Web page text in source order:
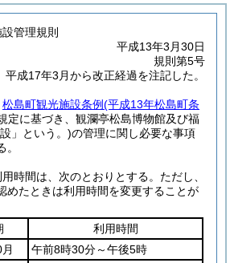
管理規則
平成13年3月30日
規則第5号
平成17年3月から改正経過を注記した。
松島町観光施設条例(平成13年松島町条
定に基づき、観瀾亭松島博物館及び福
」という。)の管理に関し必要な事項
時間は、次のとおりとする。 ただし、
めたときは利用時間を変更することが
利用時間
午前8時30分～午後5時